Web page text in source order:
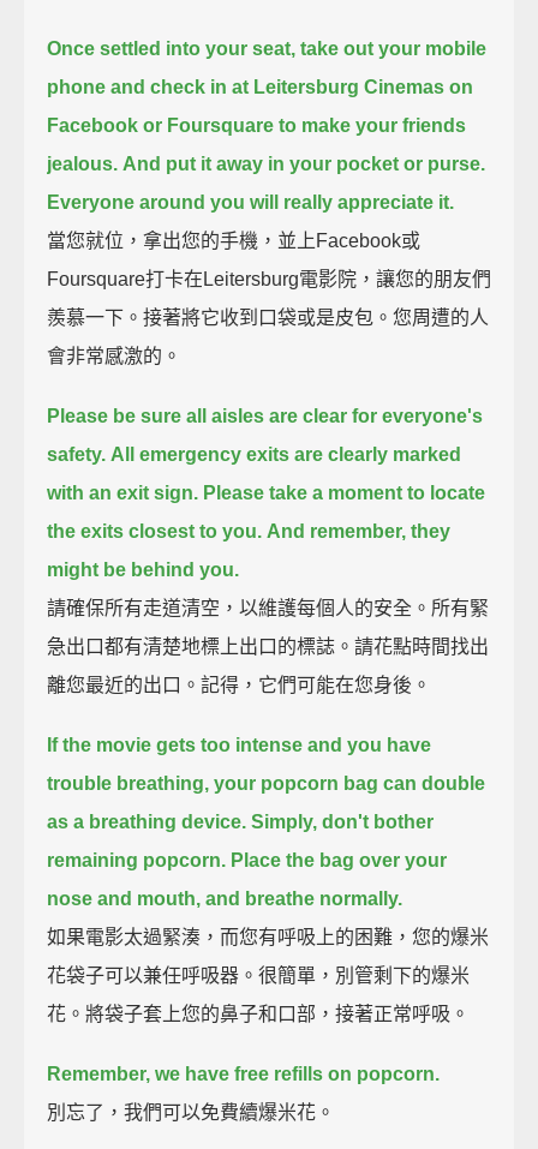
Once settled into your seat, take out your mobile
phone and check in at Leitersburg Cinemas on
Facebook or Foursquare to make your friends
jealous. And put it away in your pocket or purse.
Everyone around you will really appreciate it.
當您就位，拿出您的手機，並上Facebook或
Foursquare打卡在Leitersburg電影院，讓您的朋友們
羨慕一下。接著將它收到口袋或是皮包。您周遭的人
會非常感激的。
Please be sure all aisles are clear for everyone's
safety. All emergency exits are clearly marked
with an exit sign. Please take a moment to locate
the exits closest to you. And remember, they
might be behind you.
請確保所有走道清空，以維護每個人的安全。所有緊
急出口都有清楚地標上出口的標誌。請花點時間找出
離您最近的出口。記得，它們可能在您身後。
If the movie gets too intense and you have
trouble breathing, your popcorn bag can double
as a breathing device. Simply, don't bother
remaining popcorn. Place the bag over your
nose and mouth, and breathe normally.
如果電影太過緊湊，而您有呼吸上的困難，您的爆米
花袋子可以兼任呼吸器。很簡單，別管剩下的爆米
花。將袋子套上您的鼻子和口部，接著正常呼吸。
Remember, we have free refills on popcorn.
別忘了，我們可以免費續爆米花。